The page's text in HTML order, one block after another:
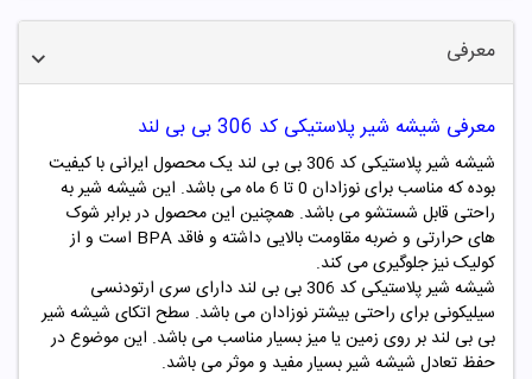
معرفی
معرفی شیشه شیر پلاستیکی کد 306 بی بی لند
شیشه شیر پلاستیکی کد 306 بی بی لند یک محصول ایرانی با کیفیت
بوده که مناسب برای نوزادان 0 تا 6 ماه می باشد. این شیشه شیر به
راحتی قابل شستشو می باشد. همچنین این محصول در برابر شوک
های حرارتی و ضربه مقاومت بالایی داشته و فاقد BPA است و از
کولیک نیز جلوگیری می کند.
شیشه شیر پلاستیکی کد 306بی بی لند دارای سری ارتودنسی
سیلیکونی برای راحتی بیشتر نوزادان می باشد. سطح اتکای شیشه شیر
بی بی لند بر روی زمین یا میز بسیار مناسب می باشد. این موضوع در
حفظ تعادل شیشه شیر بسیار مفید و موثر می باشد.